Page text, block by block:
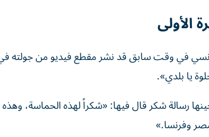
الأولى
في وقت سابق قد نشر مقطع فيديو من جولته في
يا بلدي».
رسالة شكر قال فيها: «شكراً لهذه الحماسة، وهذه
وفرنسا.»